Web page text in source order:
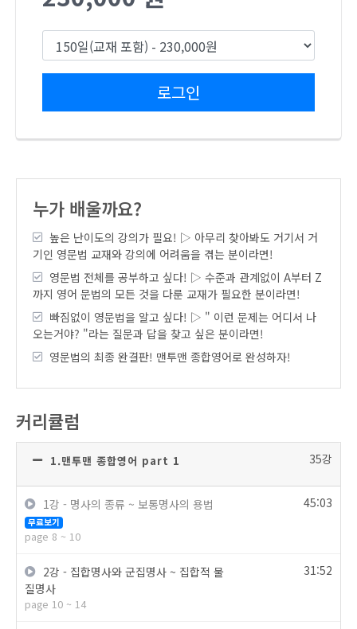
로그인
누가 배울까요?
높은 난이도의 강의가 필요! ▷ 아무리 찾아봐도 거기서 거
기인 영문법 교재와 강의에 어려움을 겪는 분이라면!
영문법 전체를 공부하고 싶다! ▷ 수준과 관계없이 A부터 Z
까지 영어 문법의 모든 것을 다룬 교재가 필요한 분이라면!
빠짐없이 영문법을 알고 싶다! ▷ " 이런 문제는 어디서 나
오는거야? "라는 질문과 답을 찾고 싶은 분이라면!
영문법의 최종 완결판! 맨투맨 종합영어로 완성하자!
커리큘럼
1.맨투맨 종합영어 part 1 35강
1강 - 명사의 종류 ~ 보통명사의 용법
무료보기
45:03
page 8 ~ 10
2강 - 집합명사와 군집명사 ~ 집합적 물
질명사
31:52
page 10 ~ 14